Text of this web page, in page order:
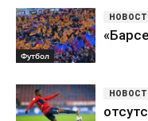
Футбол